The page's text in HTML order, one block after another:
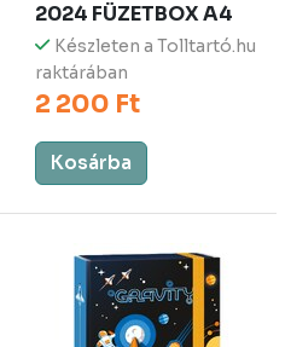
2024 FÜZETBOX A4
Készleten a Tolltartó.hu
raktárában
2 200 Ft
Kosárba